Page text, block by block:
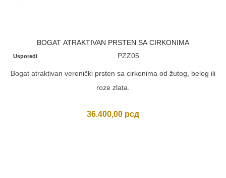
BOGAT ATRAKTIVAN PRSTEN SA CIRKONIMA
Usporedi PZZ05
Bogat atraktivan verenički prsten sa cirkonima od žutog, belog ili
roze zlata.
36.400,00 рсд